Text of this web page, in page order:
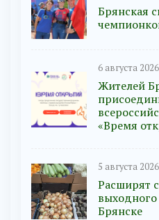
Брянская
6 августа
Жителей
«Время
5 августа
Расширят
выходного
Брянске